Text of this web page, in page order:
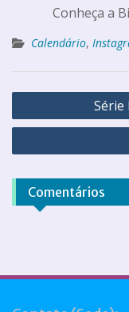
Conheça a
Calendário,
Série
Comentários